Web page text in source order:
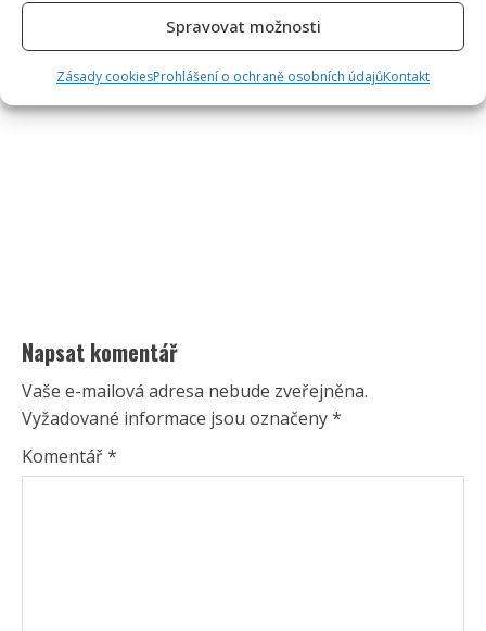
Spravovat možnosti
Zásady cookiesProhlášení o ochraně osobních údajůKontakt
Napsat komentář
Vaše e-mailová adresa nebude zveřejněna.
Vyžadované informace jsou označeny*
Komentář*